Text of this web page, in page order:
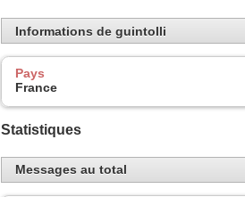
Informations de guintolli
Pays
France
Statistiques
Messages au total